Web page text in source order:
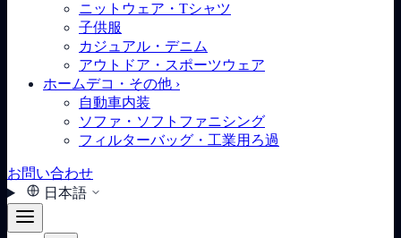
ニットウェア・Tシャツ
子供服
カジュアル・デニム
アウトドア・スポーツウェア
ホームデコ・その他 ›
自動車内装
ソファ・ソフトファニシング
フィルターバッグ・工業用ろ過
お問い合わせ
日本語